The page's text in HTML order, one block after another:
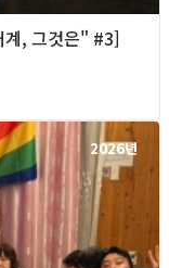
, 그것은" #3]
2026년